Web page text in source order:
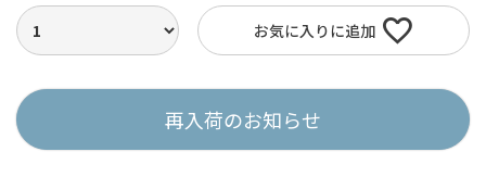
お気に入りに追加
再入荷のお知らせ